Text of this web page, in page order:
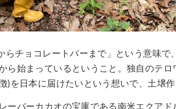
らチョコレートバーまで」という意味で
ら始まっているということ。独自のテロ
)を日本に届けたいという想いで、土壌作
ーバーカカオの宝庫である南米エクア